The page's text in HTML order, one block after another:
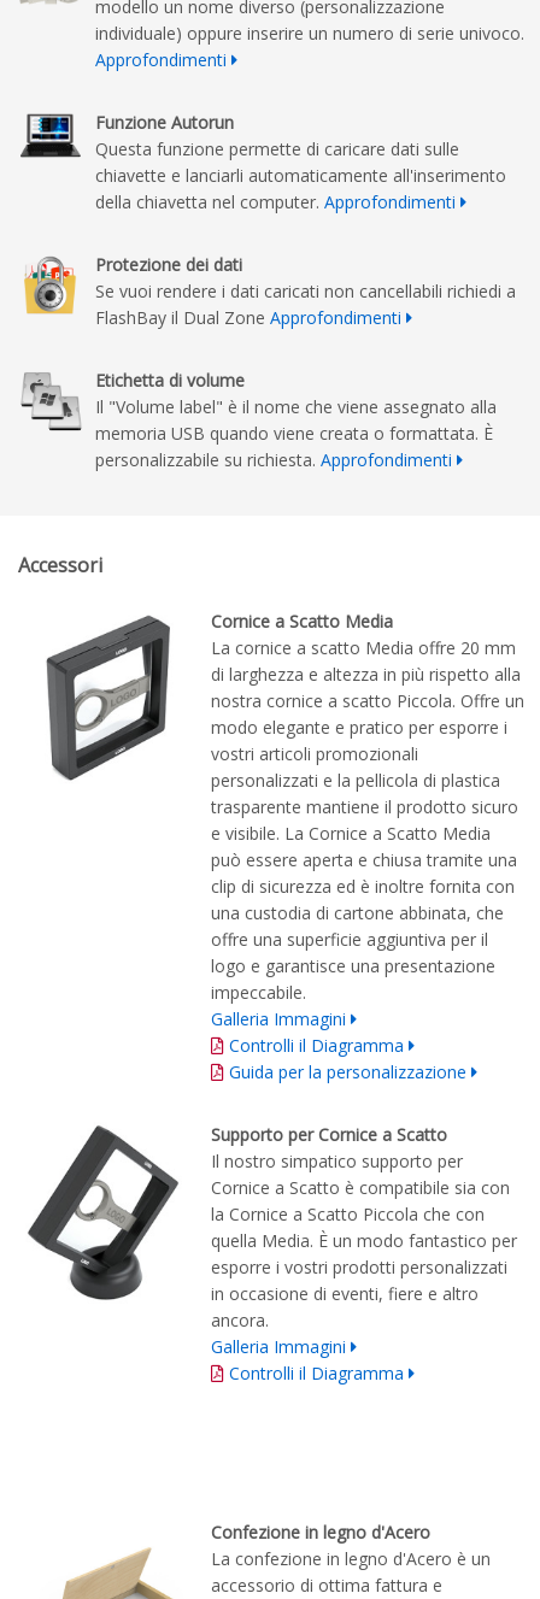
modello un nome diverso (personalizzazione
individuale) oppure inserire un numero di serie univoco.
Approfondimenti
Funzione Autorun
Questa funzione permette di caricare dati sulle
chiavette e lanciarli automaticamente all'inserimento
della chiavetta nel computer. Approfondimenti
Protezione dei dati
Se vuoi rendere i dati caricati non cancellabili richiedi a
FlashBay il Dual Zone Approfondimenti
Etichetta di volume
Il "Volume label" è il nome che viene assegnato alla
memoria USB quando viene creata o formattata. È
personalizzabile su richiesta. Approfondimenti
Accessori
Cornice a Scatto Media
La cornice a scatto Media offre 20 mm
di larghezza e altezza in più rispetto alla
nostra cornice a scatto Piccola. Offre un
modo elegante e pratico per esporre i
vostri articoli promozionali
personalizzati e la pellicola di plastica
trasparente mantiene il prodotto sicuro
e visibile. La Cornice a Scatto Media
può essere aperta e chiusa tramite una
clip di sicurezza ed è inoltre fornita con
una custodia di cartone abbinata, che
offre una superficie aggiuntiva per il
logo e garantisce una presentazione
impeccabile.
Galleria Immagini
Controlli il Diagramma
Guida per la personalizzazione
Supporto per Cornice a Scatto
Il nostro simpatico supporto per
Cornice a Scatto è compatibile sia con
la Cornice a Scatto Piccola che con
quella Media. È un modo fantastico per
esporre i vostri prodotti personalizzati
in occasione di eventi, fiere e altro
ancora.
Galleria Immagini
Controlli il Diagramma
Confezione in legno d'Acero
La confezione in legno d'Acero è un
accessorio di ottima fattura e